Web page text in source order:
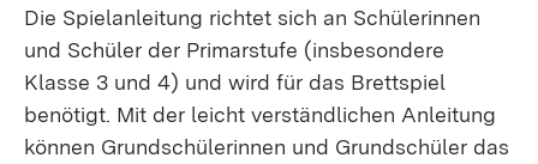
Die Spielanleitung richtet sich an Schülerinnen
und Schüler der Primarstufe (insbesondere
Klasse 3 und 4) und wird für das Brettspiel
benötigt. Mit der leicht verständlichen Anleitung
können Grundschülerinnen und Grundschüler das